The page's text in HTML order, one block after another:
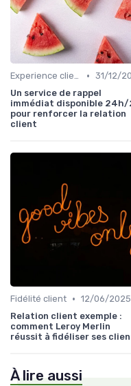
Experience client • 31/12/
Un service de rappel
immédiat disponible
pour renforcer la relation
client
Fidélité client • 12/06/2025
Relation client exemple :
comment Leroy Merlin
réussit à fidéliser ses
À lire aussi